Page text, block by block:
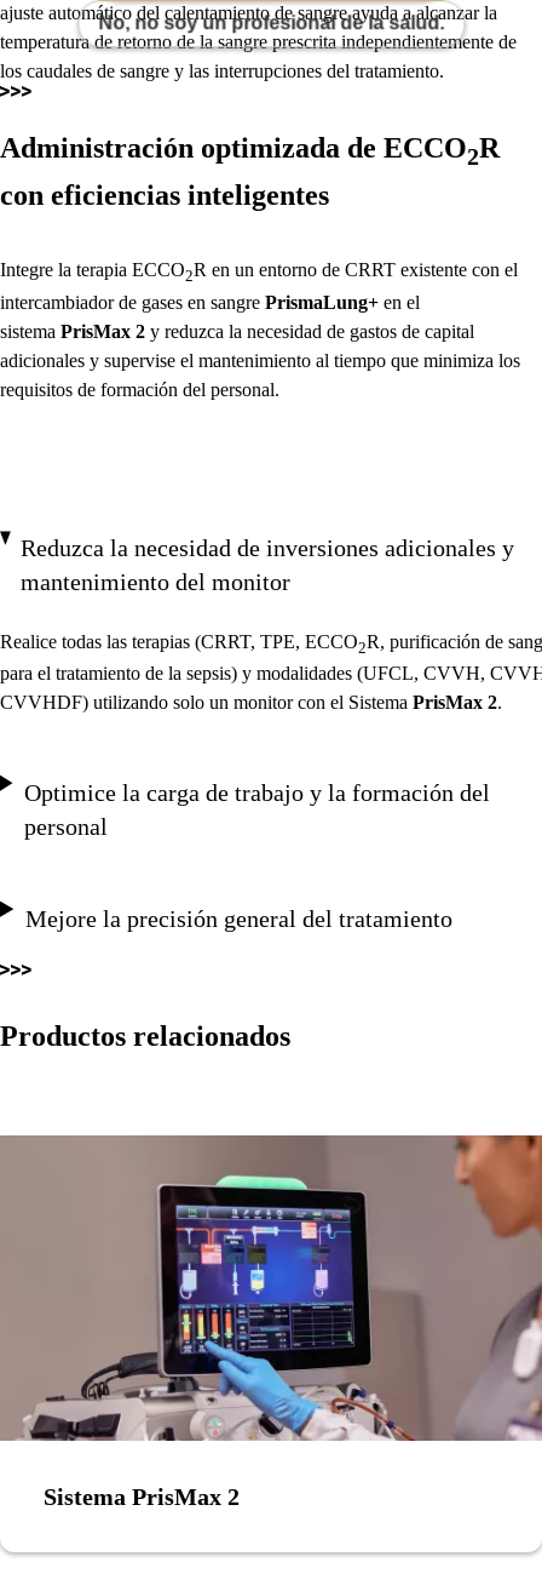
ajuste automático del calentamiento de sangre ayuda a alcanzar la
temperatura de retorno de la sangre prescrita independientemente de
los caudales de sangre y las interrupciones del tratamiento.
Administración optimizada de ECCO2R
con eficiencias inteligentes
Integre la terapia ECCO2R en un entorno de CRRT existente con el
intercambiador de gases en sangre PrismaLung+ en el
sistema PrisMax 2 y reduzca la necesidad de gastos de capital
adicionales y supervise el mantenimiento al tiempo que minimiza los
requisitos de formación del personal.
Reduzca la necesidad de inversiones adicionales y
mantenimiento del monitor
Realice todas las terapias (CRRT, TPE, ECCO2R, purificación de
para el tratamiento de la sepsis) y modalidades (UFCL, CVVH,
CVVHDF) utilizando solo un monitor con el Sistema PrisMax 2.
Optimice la carga de trabajo y la formación del
personal
Mejore la precisión general del tratamiento
Productos relacionados
Sistema PrisMax 2
No, no soy un profesional de la salud.